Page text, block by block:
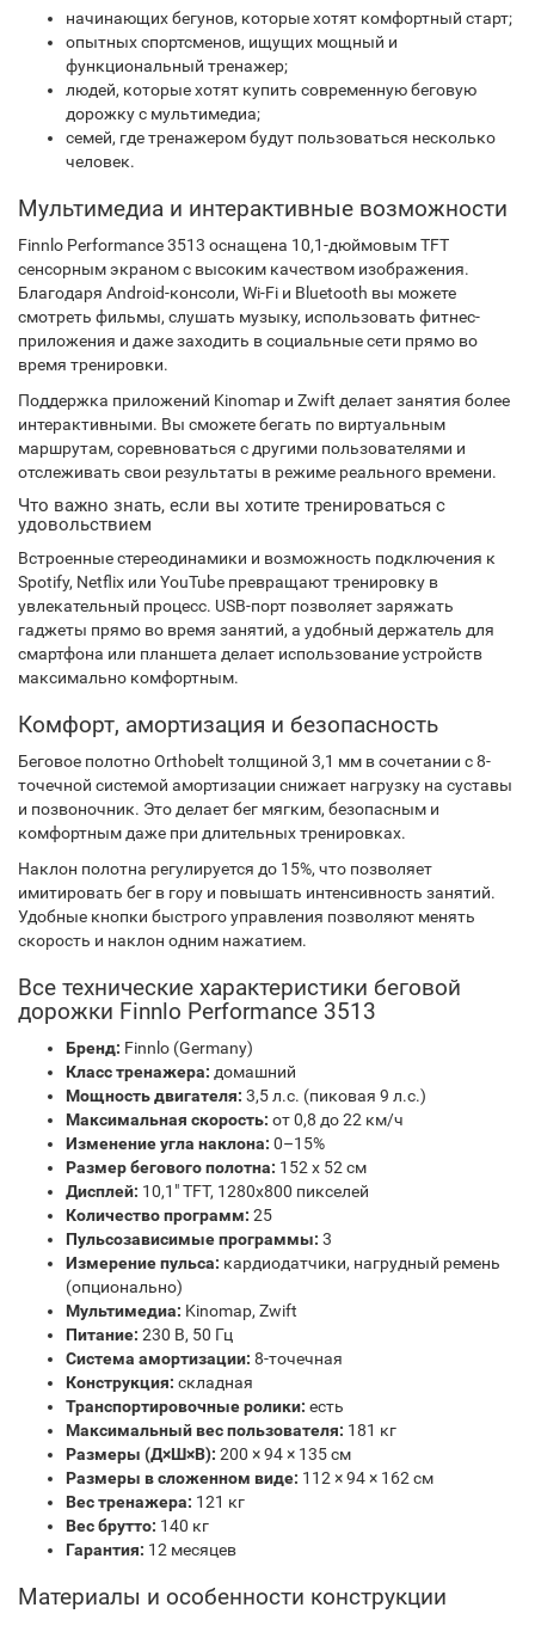
начинающих бегунов, которые хотят комфортный старт;
опытных спортсменов, ищущих мощный и
функциональный тренажер;
людей, которые хотят купить современную беговую
дорожку с мультимедиа;
семей, где тренажером будут пользоваться несколько
человек.
Мультимедиа и интерактивные возможности
Finnlo Performance 3513 оснащена 10,1-дюймовым TFT
сенсорным экраном с высоким качеством изображения.
Благодаря Android-консоли, Wi-Fi и Bluetooth вы можете
смотреть фильмы, слушать музыку, использовать фитнес-
приложения и даже заходить в социальные сети прямо во
время тренировки.
Поддержка приложений Kinomap и Zwift делает занятия более
интерактивными. Вы сможете бегать по виртуальным
маршрутам, соревноваться с другими пользователями и
отслеживать свои результаты в режиме реального времени.
Что важно знать, если вы хотите тренироваться с
удовольствием
Встроенные стереодинамики и возможность подключения к
Spotify, Netflix или YouTube превращают тренировку в
увлекательный процесс. USB-порт позволяет заряжать
гаджеты прямо во время занятий, а удобный держатель для
смартфона или планшета делает использование устройств
максимально комфортным.
Комфорт, амортизация и безопасность
Беговое полотно Orthobelt толщиной 3,1 мм в сочетании с 8-
точечной системой амортизации снижает нагрузку на суставы
и позвоночник. Это делает бег мягким, безопасным и
комфортным даже при длительных тренировках.
Наклон полотна регулируется до 15%, что позволяет
имитировать бег в гору и повышать интенсивность занятий.
Удобные кнопки быстрого управления позволяют менять
скорость и наклон одним нажатием.
Все технические характеристики беговой
дорожки Finnlo Performance 3513
Бренд: Finnlo (Germany)
Класс тренажера: домашний
Мощность двигателя: 3,5 л.с. (пиковая 9 л.с.)
Максимальная скорость: от 0,8 до 22 км/ч
Изменение угла наклона: 0–15%
Размер бегового полотна: 152 х 52 см
Дисплей: 10,1" TFT, 1280х800 пикселей
Количество программ: 25
Пульсозависимые программы: 3
Измерение пульса: кардиодатчики, нагрудный ремень
(опционально)
Мультимедиа: Kinomap, Zwift
Питание: 230 В, 50 Гц
Система амортизации: 8-точечная
Конструкция: складная
Транспортировочные ролики: есть
Максимальный вес пользователя: 181 кг
Размеры (Д×Ш×В): 200 × 94 × 135 см
Размеры в сложенном виде: 112 × 94 × 162 см
Вес тренажера: 121 кг
Вес брутто: 140 кг
Гарантия: 12 месяцев
Материалы и особенности конструкции